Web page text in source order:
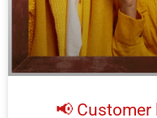
📢 Customer